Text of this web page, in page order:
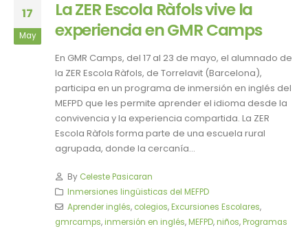
17
May
La ZER Escola Ràfols vive la
experiencia en GMR Camps
En GMR Camps, del 17 al 23 de mayo, el alumnado de
la ZER Escola Ràfols, de Torrelavit (Barcelona),
participa en un programa de inmersión en inglés del
MEFPD que les permite aprender el idioma desde la
convivencia y la experiencia compartida. La ZER
Escola Ràfols forma parte de una escuela rural
agrupada, donde la cercanía...
By Celeste Pasicaran
Inmersiones lingüisticas del MEFPD
Aprender inglés, colegios,Excursiones Escolares,
gmrcamps,inmersión en inglés,MEFPD,niños,Programas